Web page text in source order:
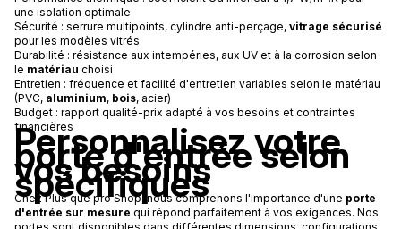
une isolation optimale
Sécurité : serrure multipoints, cylindre anti-perçage, vitrage sécurisé
pour les modèles vitrés
Durabilité : résistance aux intempéries, aux UV et à la corrosion selon
le matériau choisi
Entretien : fréquence et facilité d'entretien variables selon le matériau
(PVC, aluminium, bois, acier)
Budget : rapport qualité-prix adapté à vos besoins et contraintes
financières
Personnalisez votre
porte d'entrée selon
vos besoins
spécifiques
Chez Plus que pro Shop, nous comprenons l'importance d'une porte
d'entrée sur mesure qui répond parfaitement à vos exigences. Nos